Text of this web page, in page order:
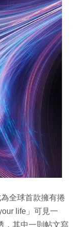
全球首款擁有捲
life」可見一
，其中一則帖文寫